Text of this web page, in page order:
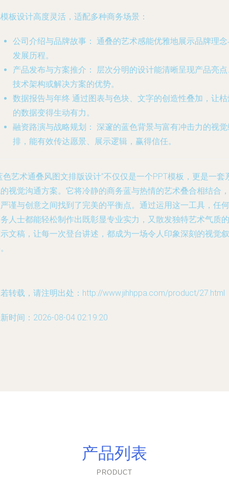
板设计高度灵活，适配多种商务场景：
公司介绍与品牌故事： 通叠的艺术感能优雅地展示品牌理
发展历程。
产品发布与方案推介：
层次分明的设计能清晰呈现产品亮
技术架构或解决方案的优势。
数据报告与年终 通过图表与色块、文字的创造性叠加，让
的数据变得生动有力。
融资路演与战略规划： 深邃的蓝色背景与富有冲击力的视
排，能有效传达愿景、展示逻辑，赢得信任。
色艺术通叠风图文排版设计”不仅仅是一个PPT模板，更是一套
视觉沟通方案。它将冷静的商务蓝与热情的艺术叠合相结合，
谨与创意之间找到了完美的平衡点。通过运用这一工具，任何
人士都能轻松制作出既彰显专业实力，又散发独特艺术气质的
文稿，让每一次登台讲述，都成为一场令人印象深刻的视觉叙
转载，请注明出处：http://www.jihhppa.com/product/27.html
时间：2026-08-04 02:19:20
产品列表
PRODUCT